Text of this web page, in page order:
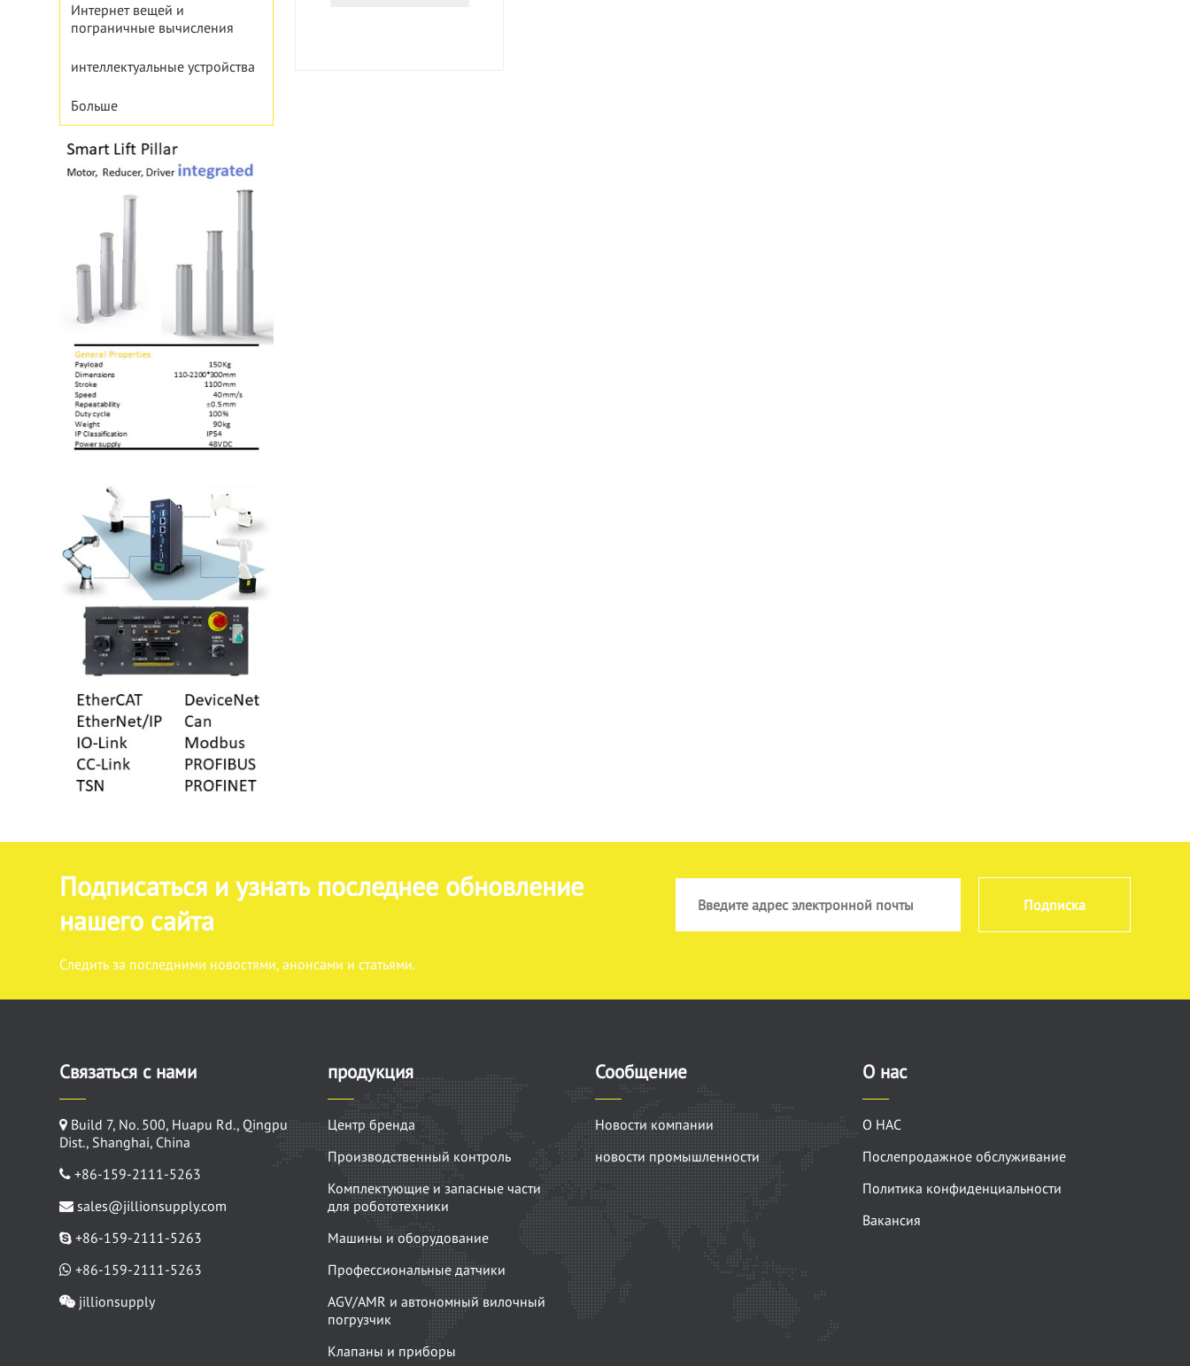
Интернет вещей и
пограничные вычисления
интеллектуальные устройства
Больше
Подписаться и узнать последнее обновление
нашего сайта
Следить за последними новостями, анонсами и статьями.
Подписка
Связаться с нами
Build 7, No. 500, Huapu Rd., Qingpu
Dist., Shanghai, China
+86-159-2111-5263
sales@jillionsupply.com
+86-159-2111-5263
+86-159-2111-5263
jillionsupply
продукция
Центр бренда
Производственный контроль
Комплектующие и запасные части
для робототехники
Машины и оборудование
Профессиональные датчики
AGV/AMR и автономный вилочный
погрузчик
Клапаны и приборы
Сообщение
Новости компании
новости промышленности
О нас
О НАС
Послепродажное обслуживание
Политика конфиденциальности
Вакансия